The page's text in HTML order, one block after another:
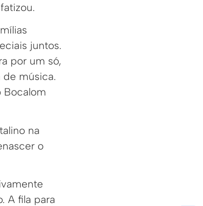
juntos.
por um só,
música.
Bocalom
na
o
A fila para